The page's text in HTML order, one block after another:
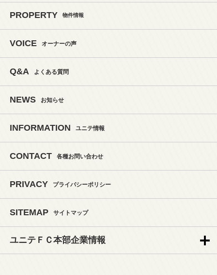
PROPERTY 物件情報
VOICE オーナーの声
Q&A よくある質問
NEWS お知らせ
INFORMATION ユニテ情報
CONTACT 各種お問い合わせ
PRIVACY プライバシーポリシー
SITEMAP サイトマップ
ユニテＦＣ本部企業情報